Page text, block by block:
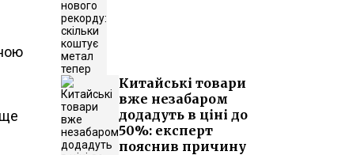
Китайські товари
вже незабаром
додадуть в ціні до
50%: експерт
пояснив причину